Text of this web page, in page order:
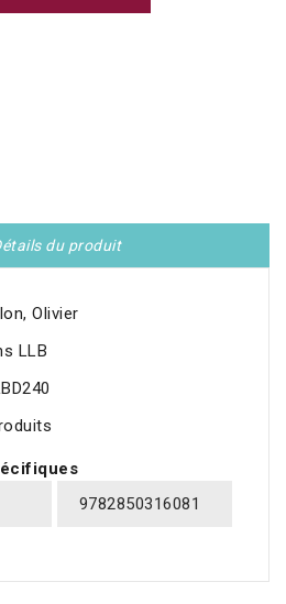
du produit
Olivier
LLB
9782850316081